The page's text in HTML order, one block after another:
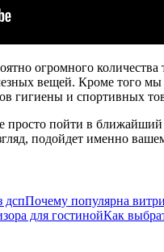
огромного количества
вещей. Кроме того
гигиены и спортивных
пойти в
подойдет именно
Почему популярна
Как